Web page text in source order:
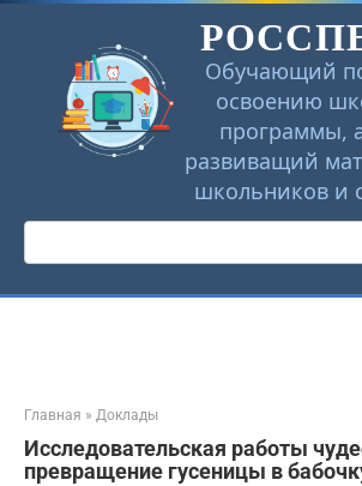
Перейти
Обучающий
освоению
программы,
развиващий
школьников и
Поиск:
Главная » Доклады
Исследовательская работы
превращение гусеницы в